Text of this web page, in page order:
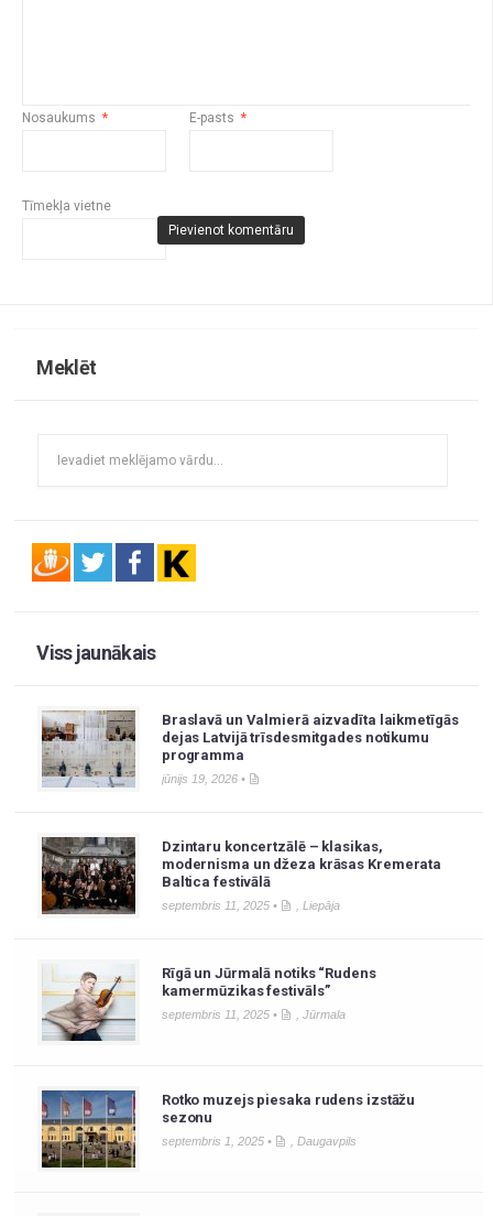
Nosaukums * E-pasts *
Tīmekļa vietne
Meklēt
Viss jaunākais
Braslavā un Valmierā aizvadīta laikmetīgās
dejas Latvijā trīsdesmitgades notikumu
programma
jūnijs 19, 2026 •
Dzintaru koncertzālē – klasikas,
modernisma un džeza krāsas Kremerata
Baltica festivālā
septembris 11, 2025 • Liepāja
Rīgā un Jūrmalā notiks “Rudens
kamermūzikas festivāls”
septembris 11, 2025 • Jūrmala
Rotko muzejs piesaka rudens izstāžu
sezonu
septembris 1, 2025 • Daugavpils